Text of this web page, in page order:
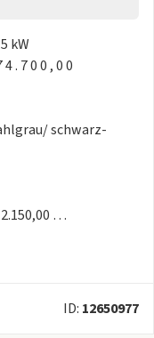
kW
. 7 0 0 , 0 0
schwarz-
ID: 12650977